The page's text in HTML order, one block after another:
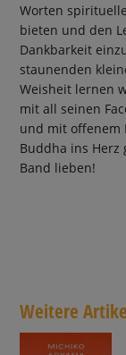
Worten
bieten und den
Dankbarkeit
staunenden
Weisheit lernen
mit all seinen
und mit offenem
Buddha ins Herz
Band lieben!
Weitere